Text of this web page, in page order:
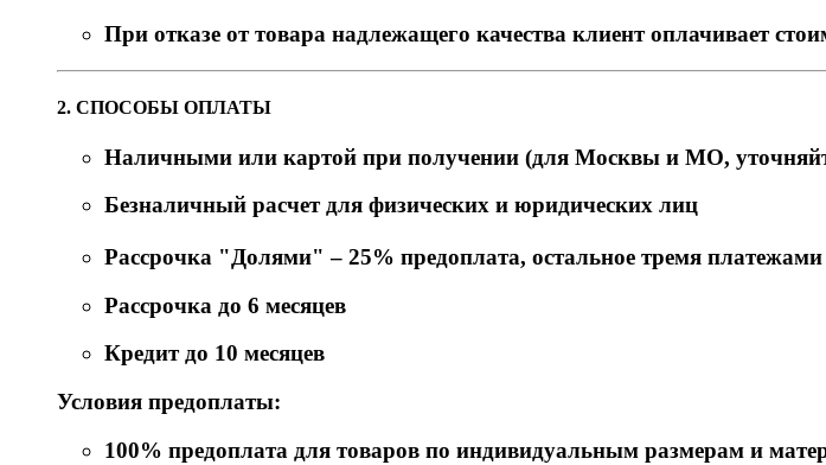
При отказе от товара надлежащего качества клиент оплачивает
2. СПОСОБЫ ОПЛАТЫ
Наличными или картой при получении (для Москвы и МО,
Безналичный расчет для физических и юридических лиц
Рассрочка "Долями" – 25% предоплата, остальное тремя платежами
Рассрочка до 6 месяцев
Кредит до 10 месяцев
Условия предоплаты:
100% предоплата для товаров по индивидуальным размерам и